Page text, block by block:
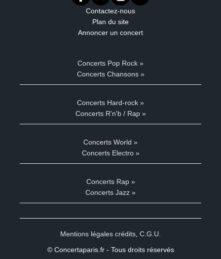
Contactez-nous
Plan du site
Annoncer un concert
Concerts Pop Rock »
Concerts Chansons »
Concerts Hard-rock »
Concerts R'n'b / Rap »
Concerts World »
Concerts Electro »
Concerts Rap »
Concerts Jazz »
Mentions légales crédits C.G.U.
© Concertaparis.fr - Tous droits réservés